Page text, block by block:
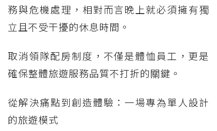
務與危機處理，相對而言晚上就必須擁有獨
立且不受干擾的休息時間。
取消領隊配房制度，不僅是體恤員工，更是
確保整體旅遊服務品質不打折的關鍵。
從解決痛點到創造體驗：一場專為單人設計
的旅遊模式